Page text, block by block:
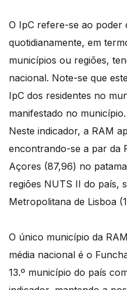
O IpC refere-se ao poder
quotidianamente, em
municípios ou regiões,
nacional. Note-se que
IpC dos residentes no
manifestado no município.
Neste indicador, a RAM
encontrando-se a par da
Açores (87,96) no
regiões NUTS II do país,
Metropolitana de Lisboa
O único município da
média nacional é o
13.º município do país